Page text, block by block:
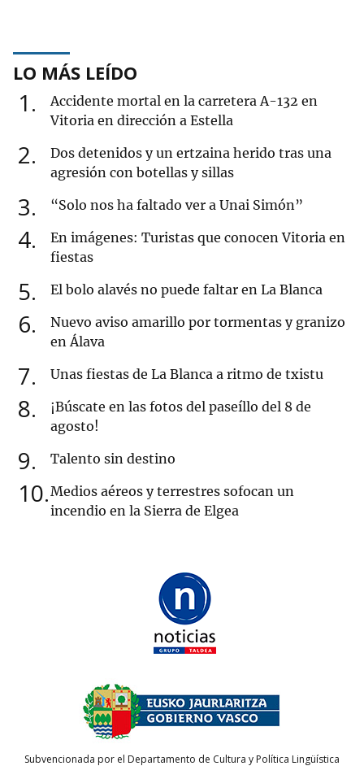
LO MÁS LEÍDO
1
Accidente mortal en la carretera A-132 en
Vitoria en dirección a Estella
2
Dos detenidos y un ertzaina herido tras una
agresión con botellas y sillas
3 “Solo nos ha faltado ver a Unai Simón”
4
En imágenes: Turistas que conocen Vitoria en
fiestas
5 El bolo alavés no puede faltar en La Blanca
6
Nuevo aviso amarillo por tormentas y granizo
en Álava
7 Unas fiestas de La Blanca a ritmo de txistu
8
¡Búscate en las fotos del paseíllo del 8 de
agosto!
9 Talento sin destino
10 Medios aéreos y terrestres sofocan un
incendio en la Sierra de Elgea
Subvencionada por el Departamento de Cultura y Política Lingüística